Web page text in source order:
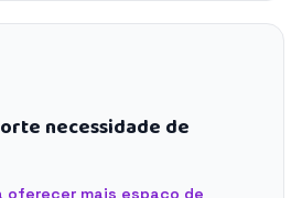
necessidade de
oferecer mais espaço de